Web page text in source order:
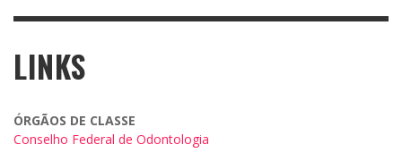
LINKS
ÓRGÃOS DE CLASSE
Conselho Federal de Odontologia